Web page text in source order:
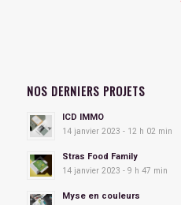
NOS DERNIERS PROJETS
ICD IMMO
14 janvier 2023 - 12 h 02 min
Stras Food Family
14 janvier 2023 - 9 h 47 min
Myse en couleurs